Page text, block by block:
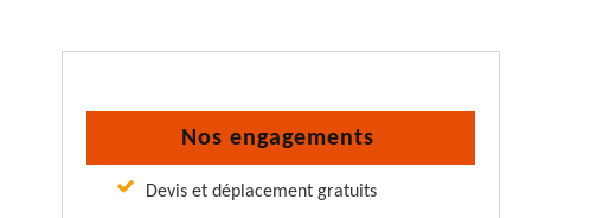
Nos engagements
Devis et déplacement gratuits